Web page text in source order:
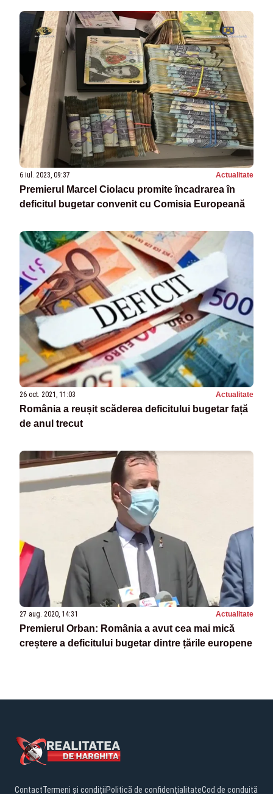
6 iul. 2023, 09:37 Actualitate
Premierul Marcel Ciolacu promite încadrarea în
deficitul bugetar convenit cu Comisia Europeană
26 oct. 2021, 11:03 Actualitate
România a reușit scăderea deficitului bugetar față
de anul trecut
27 aug. 2020, 14:31 Actualitate
Premierul Orban: România a avut cea mai mică
creștere a deficitului bugetar dintre țările europene
ContactTermeni și condițiiPolitică de confidențialitateCod de conduită